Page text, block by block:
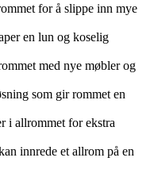
for å slippe inn mye
en lun og koselig
med nye møbler og
som gir rommet en
i allrommet for ekstra
innrede et allrom på en